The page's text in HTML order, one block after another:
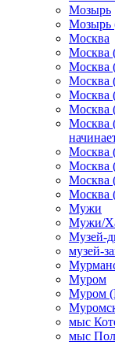
Мозырь
Мозырь
Москва
Москва
Москва
Москва
Москва
Москва
Москва
Москва
Москва
Москва
Мужи
Мужи/
Музей-
музей-
Муром
Муром
мыс
мыс